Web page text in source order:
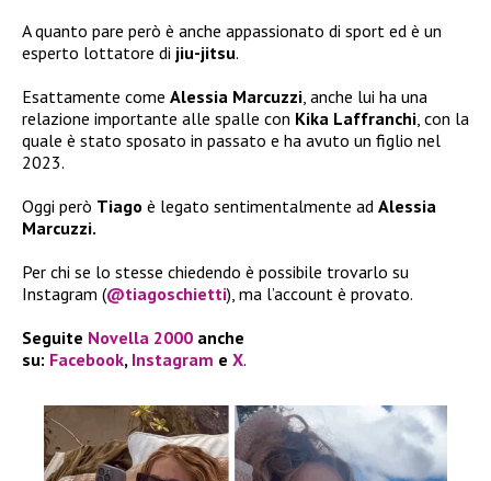
A quanto pare però è anche appassionato di sport ed è un
esperto lottatore di jiu-jitsu.
Esattamente come Alessia Marcuzzi, anche lui ha una
relazione importante alle spalle con Kika Laffranchi, con la
quale è stato sposato in passato e ha avuto un figlio nel
2023.
Oggi però Tiago è legato sentimentalmente ad Alessia
Marcuzzi.
Per chi se lo stesse chiedendo è possibile trovarlo su
Instagram (@tiagoschietti), ma l’account è provato.
Seguite Novella 2000 anche
su: Facebook, Instagram e X.